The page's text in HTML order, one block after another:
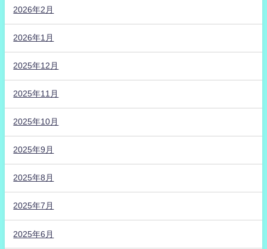
2026年2月
2026年1月
2025年12月
2025年11月
2025年10月
2025年9月
2025年8月
2025年7月
2025年6月